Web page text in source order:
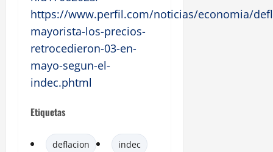
https://www.perfil.com/noticias/economia/
mayorista-los-precios-
retrocedieron-03-en-
mayo-segun-el-
indec.phtml
Etiquetas
deflacion indec